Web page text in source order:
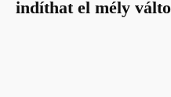
indíthat el mély